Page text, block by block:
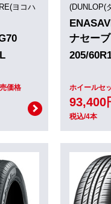
ヨコハ
価格
(DUNLOP(
ナセー
205/
ホイールセ
93,400
税込/4本